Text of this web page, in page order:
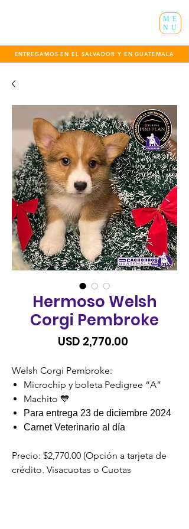
ENTREGAMOS EN EL SALVADOR Y EN GUATEMALA
ME
NU
Hermoso Welsh
Corgi Pembroke
USD 2,770.00
Welsh Corgi Pembroke:
Microchip y boleta Pedigree “A”
Machito 💙
Para entrega 23 de diciembre 2024
Carnet Veterinario al día
Precio: $2,770.00 (Opción a tarjeta de
crédito, Visacuotas o Cuotas